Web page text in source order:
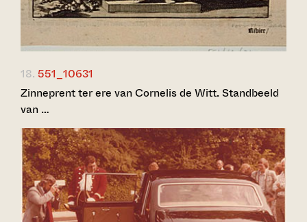
18. 551_10631
Zinneprent ter ere van Cornelis de Witt. Standbeeld
van …